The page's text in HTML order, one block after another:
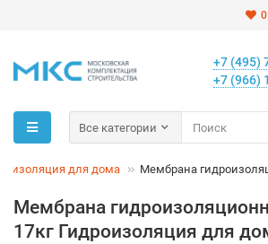
0
+7 (495)
+7 (966)
Все категории
для дома Мембрана
Мембрана
17кг Гидроизоляция для